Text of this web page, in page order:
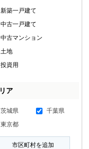
新築一戸建て
中古一戸建て
中古マンション
土地
投資用
ア
茨城県
千葉県
東京都